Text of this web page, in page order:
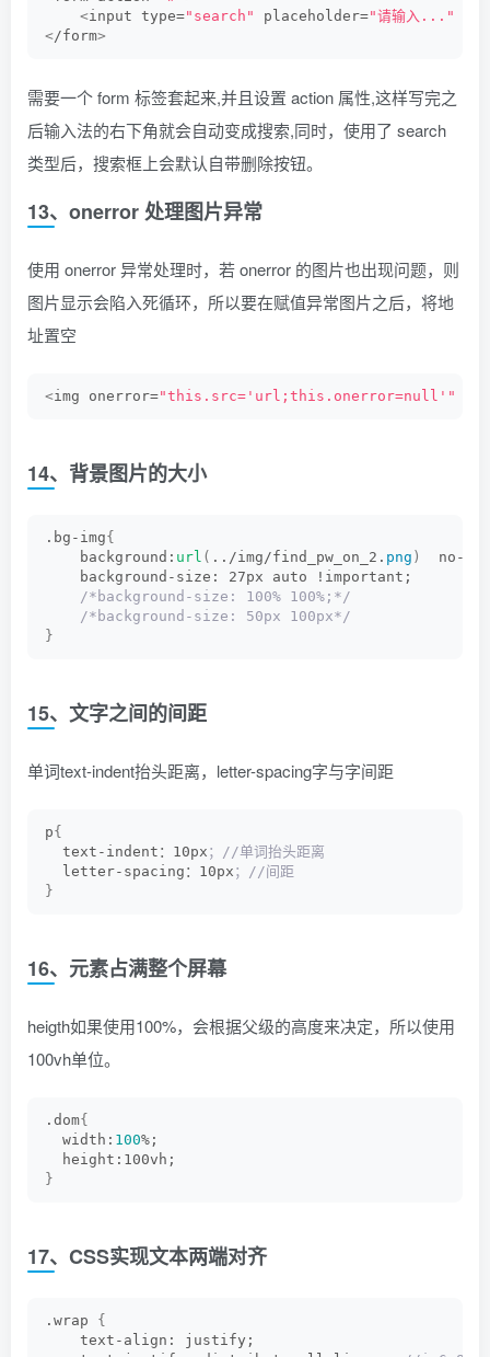
<input type="search" placeholder="请输入..."
</form>
需要一个 form 标签套起来,并且设置 action 属性,这样写完之
后输入法的右下角就会自动变成搜索,同时，使用了 search
类型后，搜索框上会默认自带删除按钮。
13、onerror 处理图片异常
使用 onerror 异常处理时，若 onerror 的图片也出现问题，则
图片显示会陷入死循环，所以要在赋值异常图片之后，将地
址置空
<img onerror="this.src='url;this.onerror=null'"
14、背景图片的大小
.bg-img{
    background:
url ( ../img/find_pw_on_2. png )
no-
    background-size: 27px auto !important;
/*background-size: 100% 100%;*/
/*background-size: 50px 100px*/
}
15、文字之间的间距
单词text-indent抬头距离，letter-spacing字与字间距
p{
  text-indent：10px
；//单词抬头距离
  letter-spacing：10px
；//间距
}
16、元素占满整个屏幕
heigth如果使用100%，会根据父级的高度来决定，所以使用
100vh单位。
.dom{
  width:
100%;
  height:100vh;
}
17、CSS实现文本两端对齐
.wrap {
    text-align: justify;